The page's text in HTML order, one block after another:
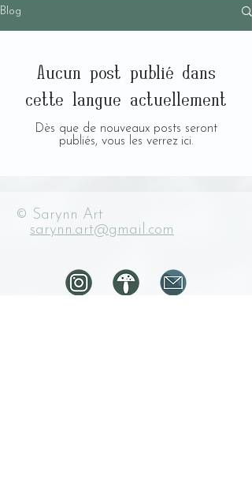
Blog
Aucun post publié dans
cette langue actuellement
Dès que de nouveaux posts seront
publiés, vous les verrez ici.
© Sarynn Art
sarynn.art@gmail.com